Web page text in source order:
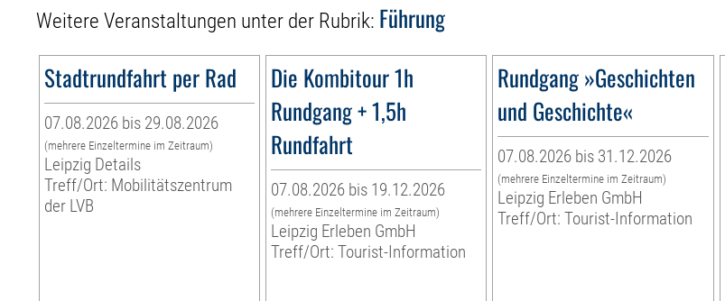
Weitere Veranstaltungen unter der Rubrik: Führung
Stadtrundfahrt per Rad
07.08.2026 bis 29.08.2026
(mehrere Einzeltermine im Zeitraum)
Leipzig Details
Treff/Ort: Mobilitätszentrum
der LVB
Die Kombitour 1h
Rundgang + 1,5h
Rundfahrt
07.08.2026 bis 19.12.2026
(mehrere Einzeltermine im Zeitraum)
Leipzig Erleben GmbH
Treff/Ort: Tourist-Information
Rundgang »Geschichten
und Geschichte«
07.08.2026 bis 31.12.2026
(mehrere Einzeltermine im Zeitraum)
Leipzig Erleben GmbH
Treff/Ort: Tourist-Information